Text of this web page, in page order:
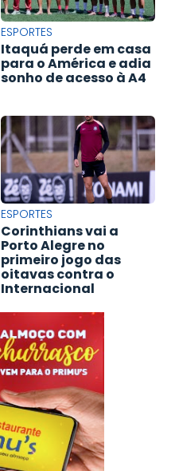
ESPORTES
Itaquá perde em casa
para o América e adia
sonho de acesso à A4
ESPORTES
Corinthians vai a
Porto Alegre no
primeiro jogo das
oitavas contra o
Internacional